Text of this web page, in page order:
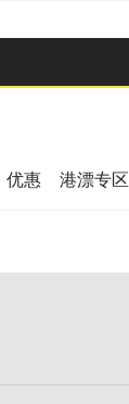
优惠 港漂专区